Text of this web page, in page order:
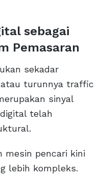
sebagai
Pemasaran
sekadar
turunnya traffic
sinyal
telah
mesin pencari kini
lebih kompleks.